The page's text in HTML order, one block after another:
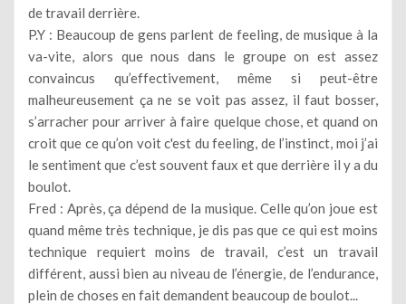
de travail derrière.
P.Y : Beaucoup de gens parlent de feeling, de musique à la
va-vite, alors que nous dans le groupe on est assez
convaincus qu’effectivement, même si peut-être
malheureusement ça ne se voit pas assez, il faut bosser,
s’arracher pour arriver à faire quelque chose, et quand on
croit que ce qu’on voit c'est du feeling, de l’instinct, moi j’ai
le sentiment que c’est souvent faux et que derrière il y a du
boulot.
Fred : Après, ça dépend de la musique. Celle qu’on joue est
quand même très technique, je dis pas que ce qui est moins
technique requiert moins de travail, c’est un travail
différent, aussi bien au niveau de l’énergie, de l’endurance,
plein de choses en fait demandent beaucoup de boulot...